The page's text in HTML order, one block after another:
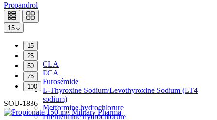
CLA
ECA
Furosémide
L-Thyroxine Sodium/Levothyroxine Sodium (LT4
sodium)
Metformine hydrochlorure
Phentermine hydrochlorure
Propandrol
15
15
25
50
75
100
SOU-1836